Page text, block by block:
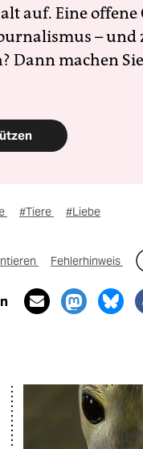
auf. Eine
– und
Dann machen
#Tiere #Liebe
Fehlerhinweis